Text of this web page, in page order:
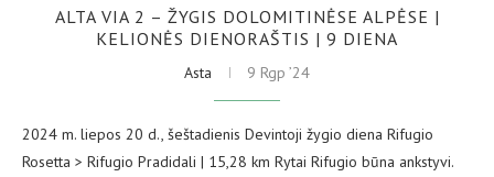
ALTA VIA 2 – ŽYGIS DOLOMITINĖSE ALPĖSE |
KELIONĖS DIENORAŠTIS | 9 DIENA
Asta 9 Rgp ’24
2024 m. liepos 20 d., šeštadienis Devintoji žygio diena Rifugio
Rosetta > Rifugio Pradidali | 15,28 km Rytai Rifugio būna ankstyvi.